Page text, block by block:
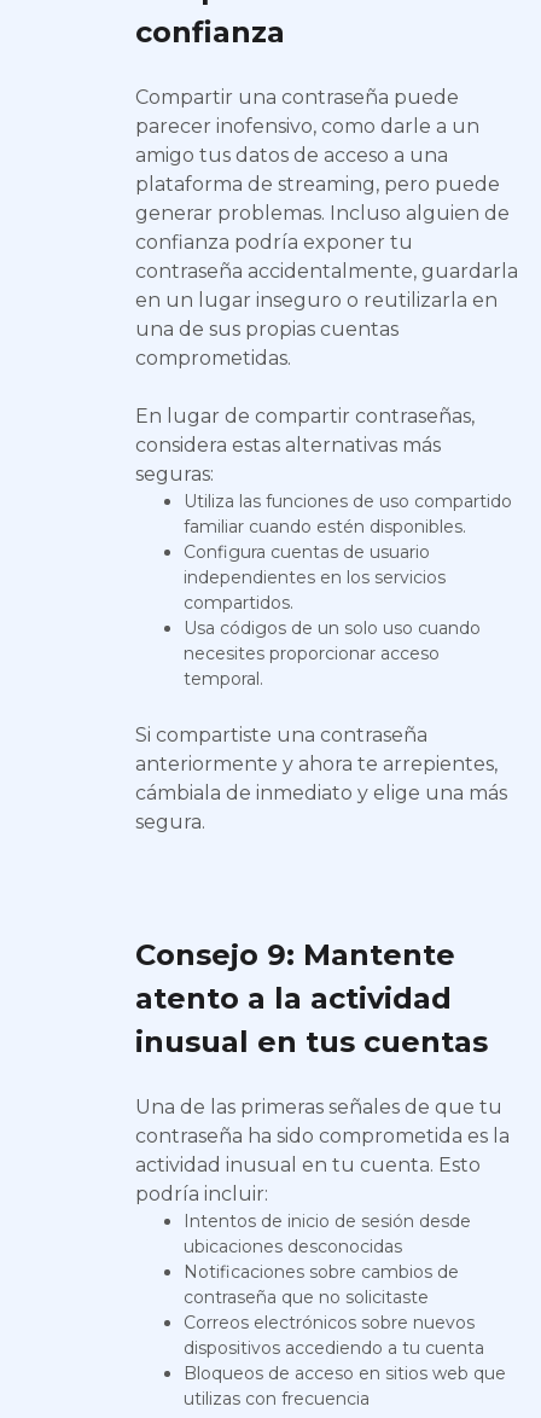
confianza
Compartir una contraseña puede
parecer inofensivo, como darle a un
amigo tus datos de acceso a una
plataforma de streaming, pero puede
generar problemas. Incluso alguien de
confianza podría exponer tu
contraseña accidentalmente, guardarla
en un lugar inseguro o reutilizarla en
una de sus propias cuentas
comprometidas.
En lugar de compartir contraseñas,
considera estas alternativas más
seguras:
Utiliza las funciones de uso compartido
familiar cuando estén disponibles.
Configura cuentas de usuario
independientes en los servicios
compartidos.
Usa códigos de un solo uso cuando
necesites proporcionar acceso
temporal.
Si compartiste una contraseña
anteriormente y ahora te arrepientes,
cámbiala de inmediato y elige una más
segura.
Consejo 9: Mantente
atento a la actividad
inusual en tus cuentas
Una de las primeras señales de que tu
contraseña ha sido comprometida es la
actividad inusual en tu cuenta. Esto
podría incluir:
Intentos de inicio de sesión desde
ubicaciones desconocidas
Notificaciones sobre cambios de
contraseña que no solicitaste
Correos electrónicos sobre nuevos
dispositivos accediendo a tu cuenta
Bloqueos de acceso en sitios web que
utilizas con frecuencia